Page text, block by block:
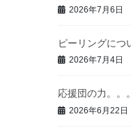
2026年7月6日
ピーリングにつ
2026年7月4日
応援団の力。。
2026年6月22日